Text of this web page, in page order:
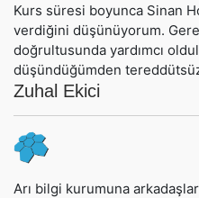
Kurs süresi boyunca Sinan
verdiğini düşünüyorum.
doğrultusunda yardımcı
düşündüğümden
Zuhal Ekici
Arı bilgi kurumuna